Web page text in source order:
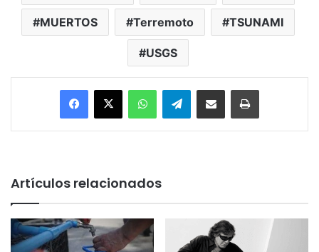
MUERTOS Terremoto TSUNAMI
USGS
Facebook
X WhatsAppTelegramEnviar vía email Imprimir
Artículos relacionados